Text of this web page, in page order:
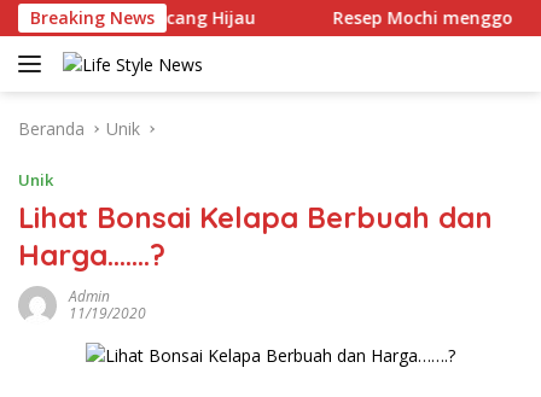
Langsung
ke
konten
Breaking News
Kacang Hijau Resep Mochi menggo
Beranda Unik
Unik
Lihat Bonsai Kelapa Berbuah dan
Harga…….?
Admin
11/19/2020